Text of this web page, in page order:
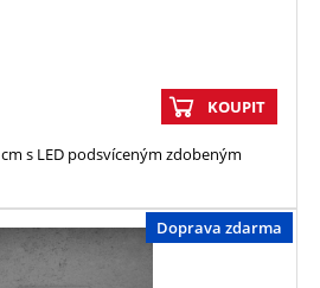
KOUPIT
s LED podsvíceným zdobeným
Doprava zdarma